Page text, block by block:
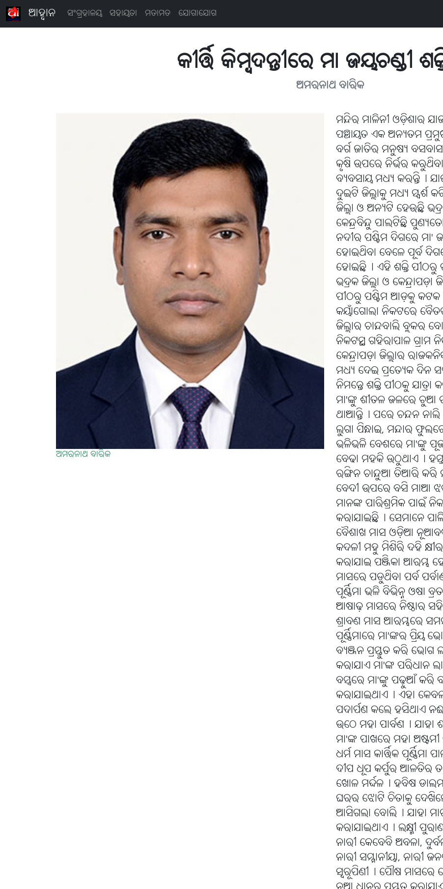
ଆହ୍ବାନ ସଂଗ୍ରହାଳୟ ସହାୟତା ମତାମତ ଯୋଗାଯୋଗ
କୀର୍ତ୍ତି କିମ୍ବଦନ୍ତୀରେ ମା ଜୟଚଣ୍ଡୀ
ଅମରନାଥ ବାରିକ
ଅମରନାଥ ବାରିକ
ମନ୍ଦିର ମାଳିନୀ ଓଡ଼ିଶାର
ପଞ୍ଚାୟତ ଏକ ଅନ୍ୟତମ
ବର୍ଗ ଜାତିର ମନୁଷ୍ୟ
କୃଷି ଉପରେ ନିର୍ଭର
ବ୍ୟବସାୟ ମଧ୍ୟ କରନ୍ତି୤
ଦୁଇଟି ଜିଲ୍ଲାକୁ ମଧ୍ୟ ସ୍ପର୍ଶ
ଜିଲ୍ଲା ଓ ଅନ୍ୟଟି ହେଉଛି
କେନ୍ଦ୍ରବିନ୍ଦୁ ପାଲଟିଛି
ନଦୀର ପଶ୍ଚିମ ଦିଗରେ ମା'
ହୋଇଥିବା ବେଳେ ପୂର୍ବ
ହୋଇଛି୤ ଏହି ଶକ୍ତି ପୀଠରୁ
ଭଦ୍ରକ ଜିଲ୍ଲା ଓ
ପୀଠରୁ ପଶ୍ଚିମ ଆଡ଼କୁ କଟକ
କୟାଁଗୋଲା ନିକଟରେ
ଜିଲ୍ଲାର ଚାନ୍ଦବାଲି ବ୍ଲକର
ନିକଟସ୍ଥ ଗହିରାପାଳ
କେନ୍ଦ୍ରାପଡ଼ା ଜିଲ୍ଲାର
ମଧ୍ୟ ଦେଇ ପ୍ରତ୍ୟେକ ଦିନ
ନିମନ୍ତେ ଶକ୍ତି ପୀଠକୁ
ମା'ଙ୍କୁ ଶୀତଳ ଜଳରେ ଚୁଆ
ଥାଆନ୍ତି୤ ପରେ ଚନ୍ଦନ
ଲୁଗା ପିନ୍ଧାଇ, ମନ୍ଦାର
ଭଳିଭଳି ବେଶରେ ମା'ଙ୍କୁ
ବେଢା ମହକି ଉଠୁଥାଏ୤
ରଙ୍ଗିନ ଚାନ୍ଦୁଆ ତିଆରି କରି
ବେଦୀ ଉପରେ ବସି ମାଆ
ମାନଙ୍କ ପାରିଶ୍ରମିକ ପାଇଁ
କରାଯାଇଛି୤ ସେମାନେ
ବୈଶାଖ ମାସ ଓଡ଼ିଆ ନୂଆବର୍ଷ
କଦଳୀ ମହୁ ମିଶିରି ଦହି
କରାଯାଇ ପଞ୍ଜିକା ଆରମ୍ଭ
ମାସରେ ପଡୁଥିବା ପର୍ବ
ପୂର୍ଣ୍ଣିମା ଭଳି ବିଭିନ୍ନ ଓଷା
ଆଷାଢ଼ ମାସରେ ନିଷ୍ଠାର
ଶ୍ରାବଣ ମାସ ଆରମ୍ଭରେ
ପୂର୍ଣ୍ଣିମାରେ ମା'ଙ୍କର ପ୍ରିୟ
ବ୍ୟଞ୍ଜନ ପ୍ରସ୍ତୁତ କରି
କରାଯାଏ ମା'ଙ୍କ ପରିଧାନ
ବସ୍ତ୍ରରେ ମା'ଙ୍କୁ ପଢ଼ୁଆଁ କରି
କରାଯାଇଥାଏ୤ ଏହା
ପଦାର୍ପଣ କଲେ ହସିଥାଏ
ଉଠେ ମହା ପାର୍ବଣ୤
ମା'ଙ୍କ ପାଖରେ ମହା
ଧର୍ମ ମାସ କାର୍ତ୍ତିକ
ଦୀପ ଧୂପ କର୍ପୁର ଆଳତିର
ଖୋଳ ମର୍ଦ୍ଦଳ୤ ହବିଷ
ଘରର ଝୋଟି ଚିତାକୁ ଦେଖିଲେ
ଆସିଗଲା ବୋଲି୤ ଯାହା
କରାଯାଇଥାଏ୤ ଲକ୍ଷ୍ମୀ
ନାରୀ କେବେବି ଅବଳା,
ନାରୀ ସମ୍ମାନୀୟା, ନାରୀ
ସ୍ୱରୂପିଣୀ୤ ପୌଷ ମାସରେ